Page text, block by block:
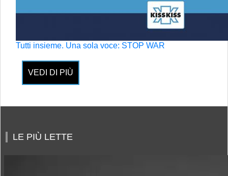
Tutti insieme. Una sola voce: STOP WAR
VEDI DI PIÙ
LE PIÙ LETTE